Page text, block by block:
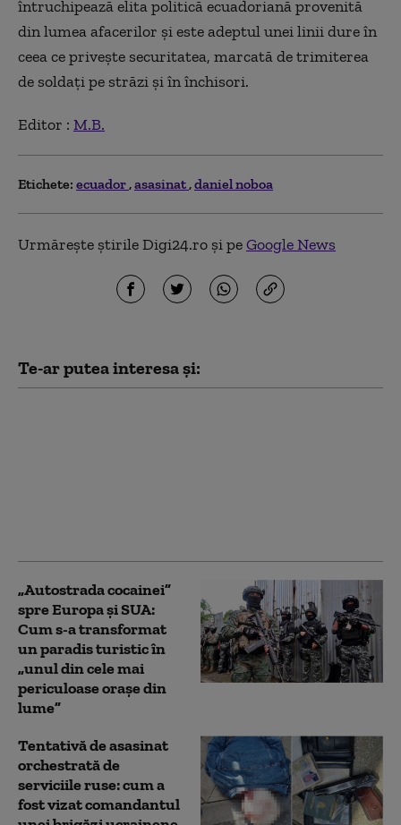
întruchipează elita politică ecuadoriană provenită
din lumea afacerilor şi este adeptul unei linii dure în
ceea ce priveşte securitatea, marcată de trimiterea
de soldaţi pe străzi şi în închisori.
Editor : M.B.
Etichete: ecuador asasinat daniel noboa
Urmărește știrile Digi24.ro și peGoogle News
Te-ar putea interesa și:
„Autostrada cocainei”
spre Europa și SUA:
Cum s-a transformat
un paradis turistic în
„unul din cele mai
periculoase orașe din
lume”
Tentativă de asasinat
orchestrată de
serviciile ruse: cum a
fost vizat comandantul